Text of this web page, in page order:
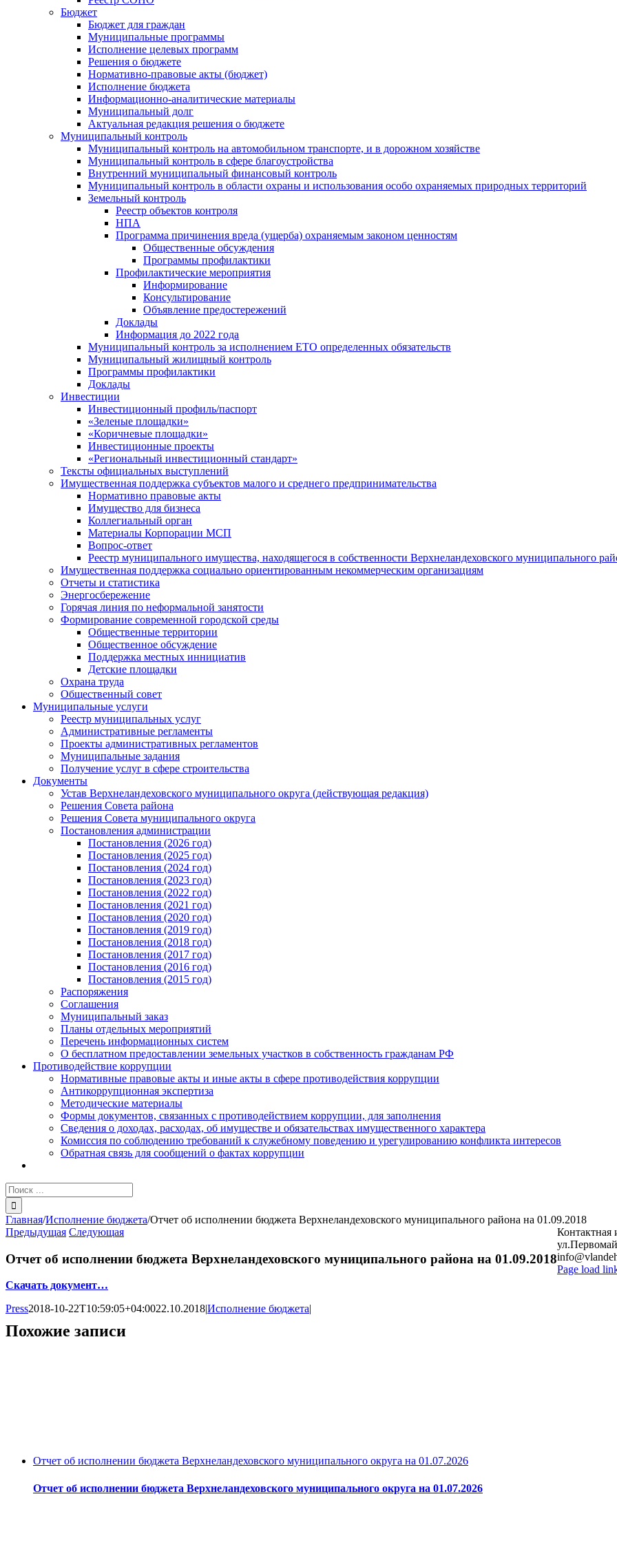
Бюджет
Бюджет для граждан
Муниципальные программы
Исполнение целевых программ
Решения о бюджете
Нормативно-правовые акты (бюджет)
Исполнение бюджета
Информационно-аналитические материалы
Муниципальный долг
Актуальная редакция решения о бюджете
Муниципальный контроль
Муниципальный контроль на автомобильном транспорте, и в дорожном хозяйстве
Муниципальный контроль в сфере благоустройства
Внутренний муниципальный финансовый контроль
Муниципальный контроль в области охраны и использования особо охраняемых природных территорий
Земельный контроль
Реестр объектов контроля
НПА
Программа причинения вреда (ущерба) охраняемым законом ценностям
Общественные обсуждения
Программы профилактики
Профилактические мероприятия
Информирование
Консультирование
Объявление предостережений
Доклады
Информация до 2022 года
Муниципальный контроль за исполнением ЕТО определенных обязательств
Муниципальный жилищный контроль
Программы профилактики
Доклады
Инвестиции
Инвестиционный профиль/паспорт
«Зеленые площадки»
«Коричневые площадки»
Инвестиционные проекты
«Региональный инвестиционный стандарт»
Тексты официальных выступлений
Имущественная поддержка субъектов малого и среднего предпринимательства
Нормативно правовые акты
Имущество для бизнеса
Коллегиальный орган
Материалы Корпорации МСП
Вопрос-ответ
Реестр муниципального имущества, находящегося в собственности Верхнеландеховского муниципального
Имущественная поддержка социально ориентированным некоммерческим организациям
Отчеты и статистика
Энергосбережение
Горячая линия по неформальной занятости
Формирование современной городской среды
Общественные территории
Общественное обсуждение
Поддержка местных иннициатив
Детские площадки
Охрана труда
Общественный совет
Муниципальные услуги
Реестр муниципальных услуг
Административные регламенты
Проекты административных регламентов
Муниципальные задания
Получение услуг в сфере строительства
Документы
Устав Верхнеландеховского муниципального округа (действующая редакция)
Решения Совета района
Решения Совета муниципального округа
Постановления администрации
Постановления (2026 год)
Постановления (2025 год)
Постановления (2024 год)
Постановления (2023 год)
Постановления (2022 год)
Постановления (2021 год)
Постановления (2020 год)
Постановления (2019 год)
Постановления (2018 год)
Постановления (2017 год)
Постановления (2016 год)
Постановления (2015 год)
Распоряжения
Соглашения
Муниципальный заказ
Планы отдельных мероприятий
Перечень информационных систем
О бесплатном предоставлении земельных участков в собственность гражданам РФ
Противодействие коррупции
Нормативные правовые акты и иные акты в сфере противодействия коррупции
Антикоррупционная экспертиза
Методические материалы
Формы документов, связанных с противодействием коррупции, для заполнения
Сведения о доходах, расходах, об имуществе и обязательствах имущественного характера
Комиссия по соблюдению требований к служебному поведению и урегулированию конфликта интересов
Обратная связь для сообщений о фактах коррупции
Результат
поиска:
Главная/Исполнение бюджета/Отчет об исполнении бюджета Верхнеландеховского муниципального района на 01.09.2018
Предыдущая Следующая
Отчет об исполнении бюджета Верхнеландеховского муниципального района на 01.09.2018
Скачать документ…
Press2018-10-22T10:59:05+04:0022.10.2018|Исполнение бюджета|
Похожие записи
Отчет об исполнении бюджета Верхнеландеховского муниципального округа на 01.07.2026
Отчет об исполнении бюджета Верхнеландеховского муниципального округа на 01.07.2026
Page load